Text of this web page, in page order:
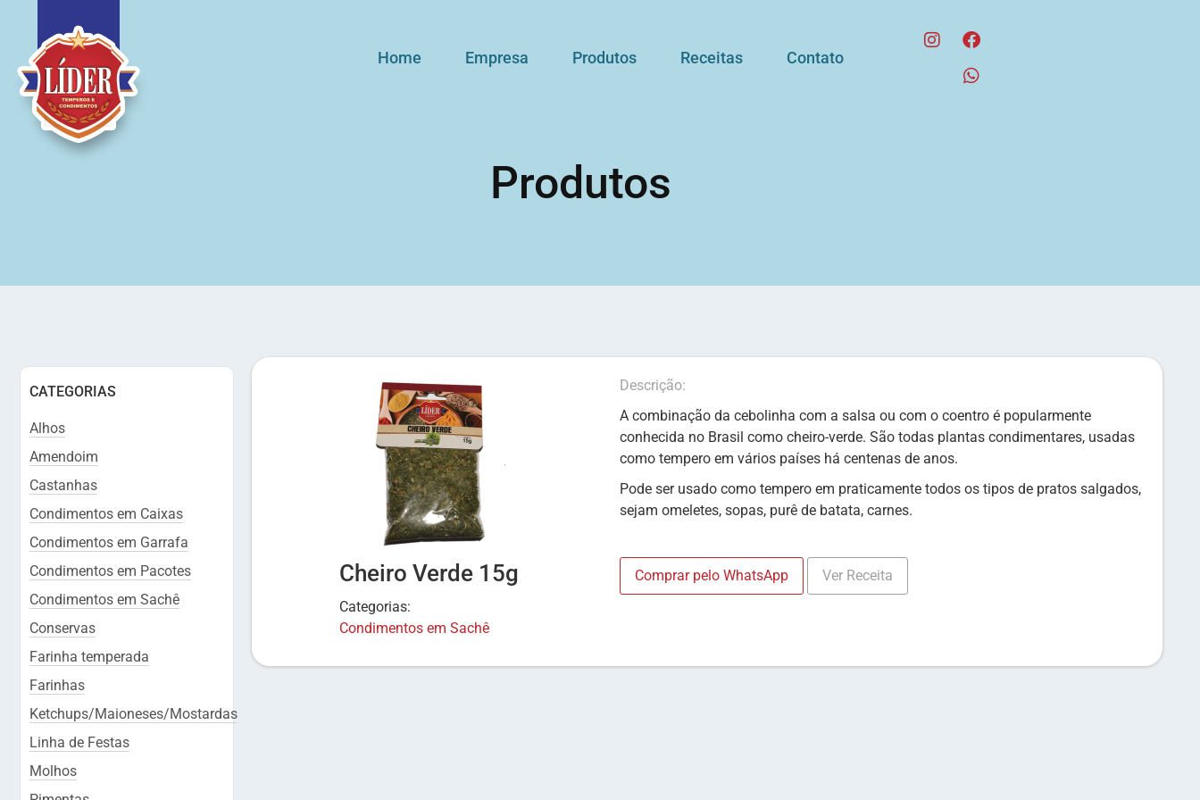
Home Empresa Produtos Receitas Contato
Produtos
CATEGORIAS
Alhos
Amendoim
Castanhas
Condimentos em Caixas
Condimentos em Garrafa
Condimentos em Pacotes
Condimentos em Sachê
Conservas
Farinha temperada
Farinhas
Ketchups/Maioneses/Mostardas
Linha de Festas
Molhos
Cheiro Verde 15g
Categorias:
Condimentos em Sachê
Descrição:
A combinação da cebolinha com a salsa ou com o coentro é popularmente
conhecida no Brasil como cheiro-verde. São todas plantas condimentares, usadas
como tempero em vários países há centenas de anos.
Pode ser usado como tempero em praticamente todos os tipos de pratos salgados,
sejam omeletes, sopas, purê de batata, carnes.
Comprar pelo WhatsApp Ver Receita